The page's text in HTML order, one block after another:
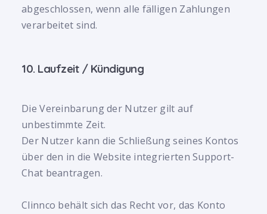
abgeschlossen, wenn alle fälligen Zahlungen
verarbeitet sind.
10. Laufzeit / Kündigung
Die Vereinbarung der Nutzer gilt auf
unbestimmte Zeit.
Der Nutzer kann die Schließung seines Kontos
über den in die Website integrierten Support-
Chat beantragen.
Clinnco behält sich das Recht vor, das Konto